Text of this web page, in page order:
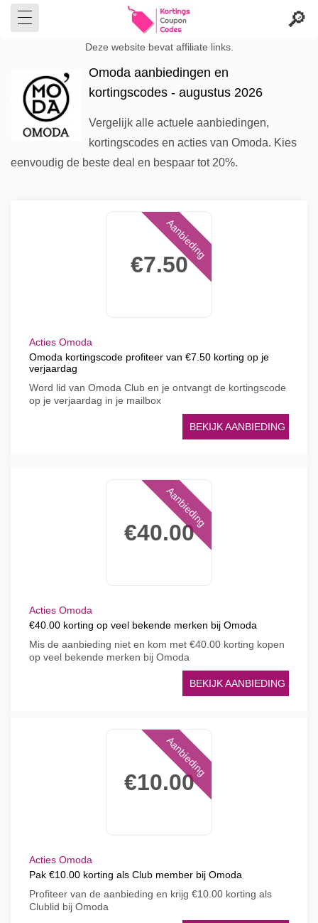
Deze website bevat affiliate links.
Omoda aanbiedingen en
kortingscodes - augustus 2026
Vergelijk alle actuele aanbiedingen,
kortingscodes en acties van Omoda. Kies
eenvoudig de beste deal en bespaar tot 20%.
€7.50
Aanbieding
Acties Omoda
Omoda kortingscode profiteer van €7.50 korting op je
verjaardag
Word lid van Omoda Club en je ontvangt de kortingscode
op je verjaardag in je mailbox
BEKIJK AANBIEDING
€40.00
Aanbieding
Acties Omoda
€40.00 korting op veel bekende merken bij Omoda
Mis de aanbieding niet en kom met €40.00 korting kopen
op veel bekende merken bij Omoda
BEKIJK AANBIEDING
€10.00
Aanbieding
Acties Omoda
Pak €10.00 korting als Club member bij Omoda
Profiteer van de aanbieding en krijg €10.00 korting als
Clublid bij Omoda